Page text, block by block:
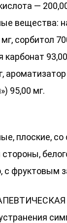
—
вещества:
сорбитол
карбонат
95,00 мг.
плоские,
с фруктовым